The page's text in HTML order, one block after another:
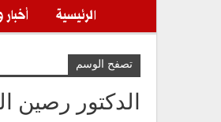
الرئيسية أخبار
تصفح الوسم
الدكتور رصين